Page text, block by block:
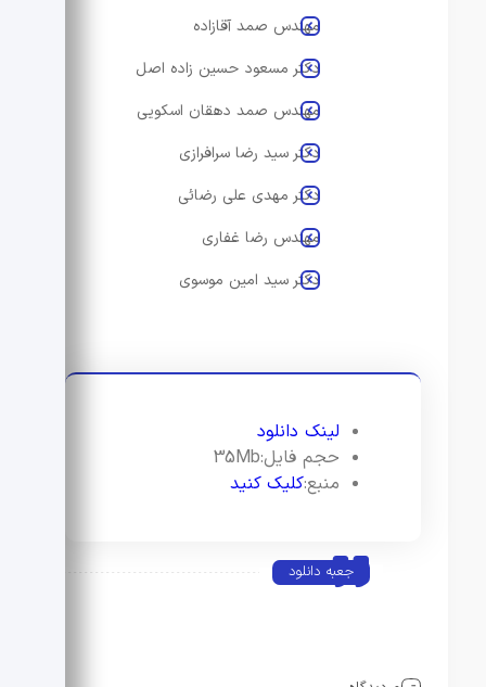
مهندس صمد آقازاده
دکتر مسعود حسین زاده اصل
مهندس صمد دهقان اسکویی
دکتر سید رضا سرافرازی
دکتر مهدی علی رضائی
مهندس رضا غفاری
دکتر سید امین موسوی
لینک دانلود
حجم فایل:35Mb
منبع:کلیک کنید
جعبه دانلود